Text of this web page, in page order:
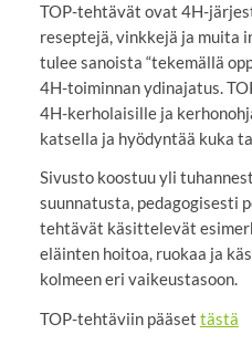
TOP-tehtävät ovat 4H-
reseptejä, vinkkejä ja muita
tulee sanoista “tekemällä
4H-toiminnan ydinajatus.
4H-kerholaisille ja
katsella ja hyödyntää kuka
Sivusto koostuu yli
suunnatusta, pedagogisesti
tehtävät käsittelevät
eläinten hoitoa, ruokaa ja
kolmeen eri vaikeustasoon.
TOP-tehtäviin pääset tästä